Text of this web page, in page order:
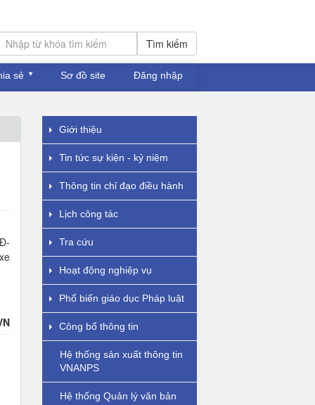
Tìm kiếm
sẻ Sơ đồ site Đăng nhập
Giới thiệu
Tin tức sự kiện - kỷ niệm
Thông tin chỉ đạo điều hành
Lịch công tác
Tra cứu
Hoạt động nghiệp vụ
Phổ biến giáo dục Pháp luật
Công bố thông tin
Hệ thống sản xuất thông tin
VNANPS
Hệ thống Quản lý văn bản